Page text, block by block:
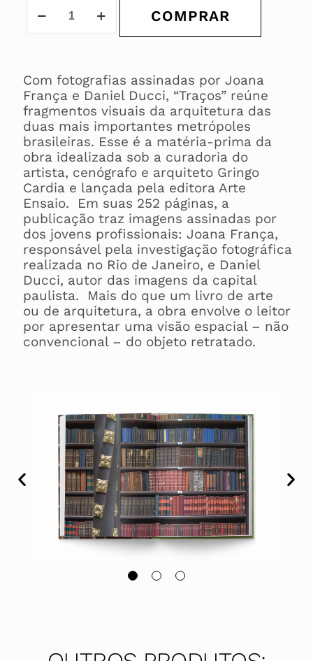
COMPRAR
Com fotografias assinadas por Joana
França e Daniel Ducci, “Traços” reúne
fragmentos visuais da arquitetura das
duas mais importantes metrópoles
brasileiras. Esse é a matéria-prima da
obra idealizada sob a curadoria do
artista, cenógrafo e arquiteto Gringo
Cardia e lançada pela editora Arte
Ensaio. Em suas 252 páginas, a
publicação traz imagens assinadas por
dos jovens profissionais: Joana França,
responsável pela investigação fotográfica
realizada no Rio de Janeiro, e Daniel
Ducci, autor das imagens da capital
paulista. Mais do que um livro de arte
ou de arquitetura, a obra envolve o leitor
por apresentar uma visão espacial – não
convencional – do objeto retratado.